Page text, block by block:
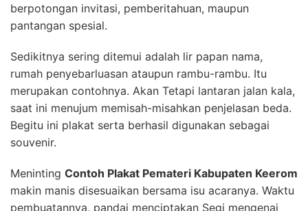
berpotongan invitasi, pemberitahuan, maupun
pantangan spesial.
Sedikitnya sering ditemui adalah lir papan nama,
rumah penyebarluasan ataupun rambu-rambu. Itu
merupakan contohnya. Akan Tetapi lantaran jalan kala,
saat ini menujum memisah-misahkan penjelasan beda.
Begitu ini plakat serta berhasil digunakan sebagai
souvenir.
Meninting Contoh Plakat Pemateri Kabupaten Keerom
makin manis disesuaikan bersama isu acaranya. Waktu
pembuatannya, pandai menciptakan Segi mengenai